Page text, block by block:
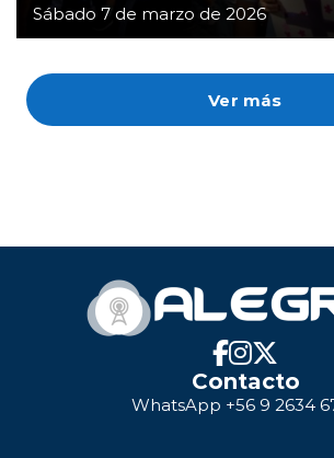
Ver más
Sábado 7 de marzo de 2026
Contacto
WhatsApp +56 9 2634